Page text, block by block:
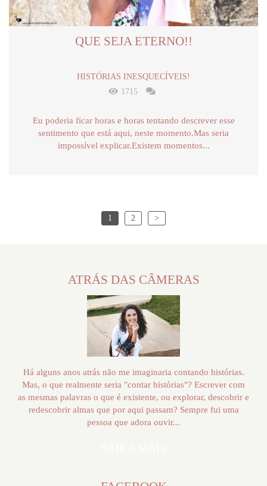
QUE SEJA ETERNO!!
HISTÓRIAS INESQUECÍVEIS!
1715
Eu poderia ficar horas e horas tentando descrever esse
sentimento que está aqui, neste momento.Mas seria
impossível explicar.Existem momentos...
1 2 >
ATRÁS DAS CÂMERAS
Há alguns anos atrás não me imaginaria contando histórias.
Mas, o que realmente seria "contar histórias"? Escrever com
as mesmas palavras o que é existente, ou explorar, descobrir e
redescobrir almas que por aqui passam? Sempre fui uma
pessoa que adora ouvir...